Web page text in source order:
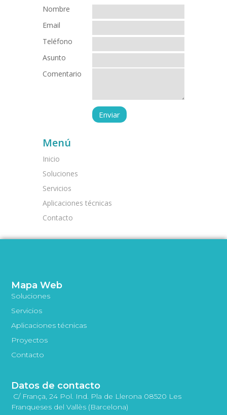
Nombre
Email
Teléfono
Asunto
Comentario
Menú
Inicio
Soluciones
Servicios
Aplicaciones técnicas
Contacto
Mapa Web
Soluciones
Servicios
Aplicaciones técnicas
Proyectos
Contacto
Datos de contacto
C/ França, 24 Pol. Ind. Pla de Llerona 08520 Les
Franqueses del Vallès (Barcelona)